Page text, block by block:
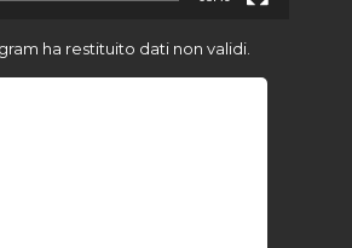
ha restituito dati non validi.